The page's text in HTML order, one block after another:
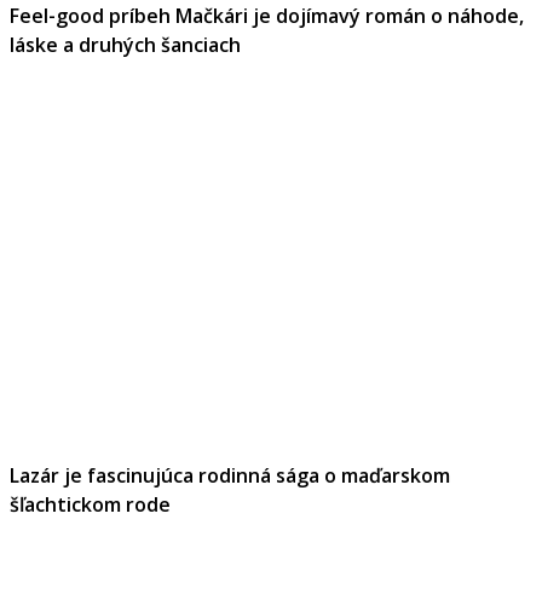
Feel-good príbeh Mačkári je dojímavý román o náhode,
láske a druhých šanciach
Lazár je fascinujúca rodinná sága o maďarskom
šľachtickom rode